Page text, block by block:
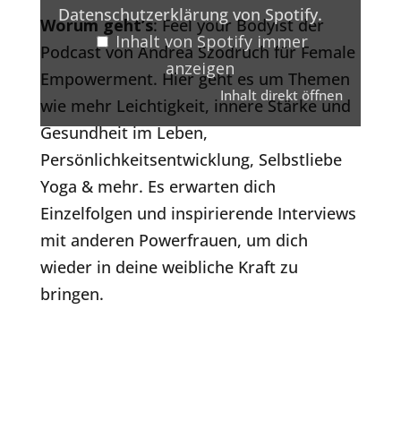
Datenschutzerklärung von Spotify.
Inhalt von Spotify immer
anzeigen
Inhalt direkt öffnen
Worum geht’s: Feel your Bodyist der
Podcast von Andrea Szodruch für Female
Empowerment. Hier geht es um Themen
wie mehr Leichtigkeit, innere Stärke und
Gesundheit im Leben,
Persönlichkeitsentwicklung, Selbstliebe
Yoga & mehr. Es erwarten dich
Einzelfolgen und inspirierende Interviews
mit anderen Powerfrauen, um dich
wieder in deine weibliche Kraft zu
bringen.